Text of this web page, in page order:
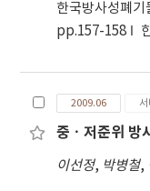
동일하며, 실
이용하여 대규
용할 수 있을
한국방사성폐기
pp.157-158
2009.06
중ㆍ저준위 방
이선정, 박병철,